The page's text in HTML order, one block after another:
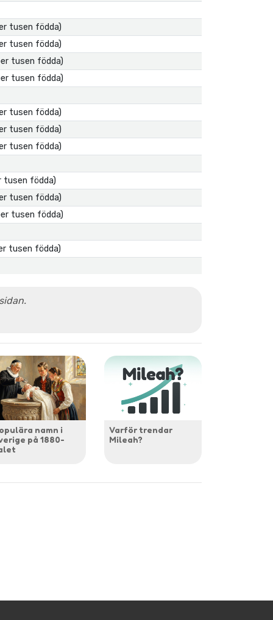
tusen födda)
tusen födda)
tusen födda)
tusen födda)
tusen födda)
tusen födda)
tusen födda)
tusen födda)
tusen födda)
tusen födda)
tusen födda)
namn i
på 1880-
Varför trendar
Mileah?